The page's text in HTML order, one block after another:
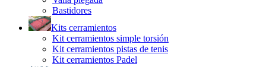
Bastidores
Kits cerramientos
Kit cerramientos simple torsión
Kit cerramientos pistas de tenis
Kit cerramientos Padel